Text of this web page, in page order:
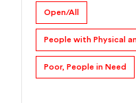
Open/All
People with Physical
Poor, People in Need